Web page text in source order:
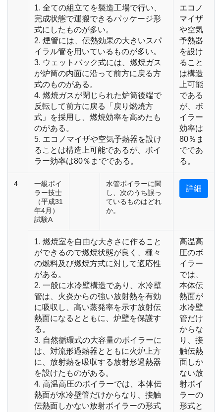
1. 全ての組立てを製造工場で行い、
完成状態で運搬できるパッケージ形
式にしたものが多い。
2. 煙管には、伝熱効果の大きいスパ
イラル管を用いているものが多い。
3. ウェットバック式には、燃焼ガス
が炉筒の内面に沿って前方に戻る方
式のものがある。
4. 燃焼ガスが閉じられた炉筒後端で
反転して前方に戻る「戻り燃焼方
式」を採用し、燃焼効率を高めたも
のがある。
5. エコノマイザや空気予熱器を設け
ることは構造上可能であるが、ボイ
ラー効率は80％までである。
エコノ
マイザ
や空気
予熱器
を設け
ること
は構造
上可能
である
が、ボ
イラー
効率は
80％ま
でであ
る。
4
一級ボイ
ラー技士
（平成31
年4月）
試験A
水管ボイラーに関
し、次のうち誤っ
ているものはどれ
か。
詳細
1. 燃焼室を自由な大きさに作ること
ができるので燃焼状態が良く、種々
の燃料及び燃焼方式に対して適応性
がある。
2. 一般に水冷壁構造であり、水冷壁
管は、火炎からの強い放射熱を有効
に吸収し、高い蒸発率を示す放射伝
熱面になるとともに、炉壁を保護す
る。
3. 自然循環式の大容量のボイラーに
は、対流形過熱器とともに火炉上方
に、放射熱を吸収する放射形過熱器
を設けたものがある。
4. 高温高圧のボイラーでは、本体伝
熱面が水冷壁管だけからなり、接触
伝熱面しかない放射ボイラーの形式
高温高
圧のボ
イラー
では、
本体伝
熱面が
水冷壁
管だけ
からな
り、接
触伝熱
面しか
ない放
射ボイ
ラーの
形式と